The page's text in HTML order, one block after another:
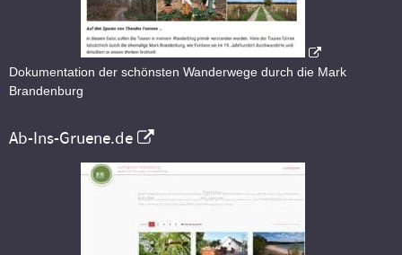
Dokumentation der schönsten Wanderwege durch die Mark
Brandenburg
Ab-Ins-Gruene.de